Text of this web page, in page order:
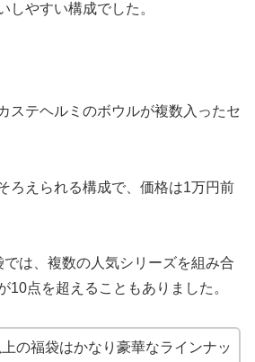
しやすい構成でした。
ステヘルミのボウルが複数入ったセ
ろえられる構成で、価格は1万円前
では、複数の人気シリーズを組み合
10点を超えることもありました。
上の福袋はかなり豪華なラインナッ